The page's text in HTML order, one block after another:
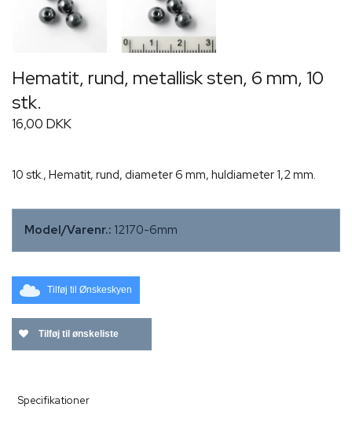
Hematit, rund, metallisk sten, 6 mm, 10
stk.
16,00 DKK
10 stk., Hematit, rund, diameter 6 mm, huldiameter 1,2 mm.
Model/Varenr.: 12170-6mm
Tilføj til Ønskeskyen
Tilføj til ønskeliste
Specifikationer